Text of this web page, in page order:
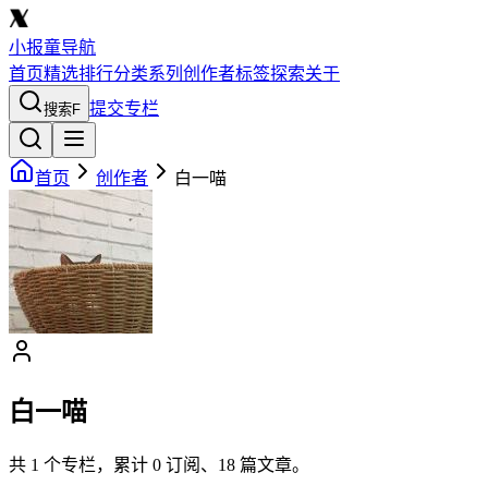
小报童导航
首页精选排行分类系列 创作者标签探索关于
搜索F 提交专栏
首页 创作者 白一喵
白一喵
共 1 个专栏，累计 0 订阅、 18 篇文章。